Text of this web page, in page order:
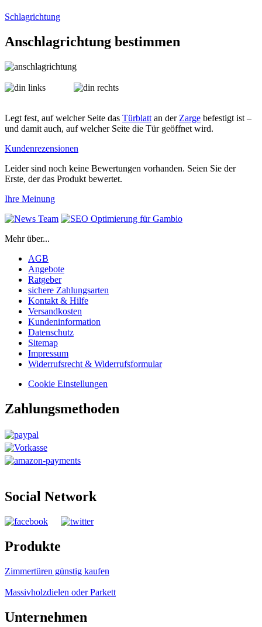
Schlagrichtung
Anschlagrichtung bestimmen
Legt fest, auf welcher Seite das Türblatt an der Zarge befestigt ist –
und damit auch, auf welcher Seite die Tür geöffnet wird.
Kundenrezensionen
Leider sind noch keine Bewertungen vorhanden. Seien Sie der
Erste, der das Produkt bewertet.
Ihre Meinung
Mehr über...
AGB
Angebote
Ratgeber
sichere Zahlungsarten
Kontakt & Hilfe
Versandkosten
Kundeninformation
Datenschutz
Sitemap
Impressum
Widerrufsrecht & Widerrufsformular
Cookie Einstellungen
Zahlungsmethoden
Social Network
Produkte
Zimmertüren günstig kaufen
Massivholzdielen oder Parkett
Unternehmen